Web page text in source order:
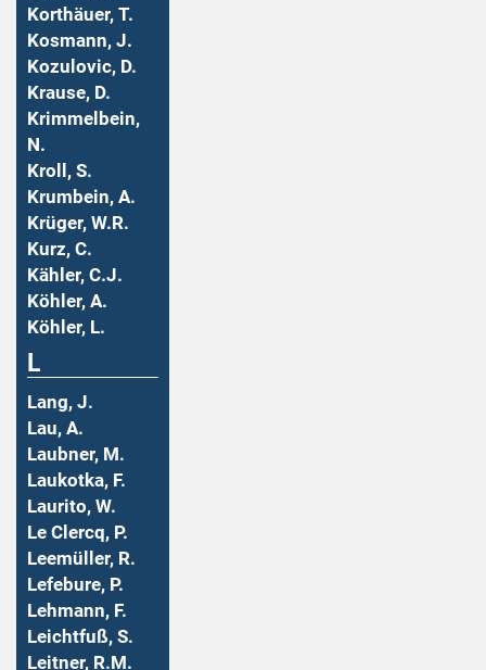
Korthäuer, T.
Kosmann, J.
Kozulovic, D.
Krause, D.
Krimmelbein,
N.
Kroll, S.
Krumbein, A.
Krüger, W.R.
Kurz, C.
Kähler, C.J.
Köhler, A.
Köhler, L.
L
Lang, J.
Lau, A.
Laubner, M.
Laukotka, F.
Laurito, W.
Le Clercq, P.
Leemüller, R.
Lefebure, P.
Lehmann, F.
Leichtfuß, S.
Leitner, R.M.